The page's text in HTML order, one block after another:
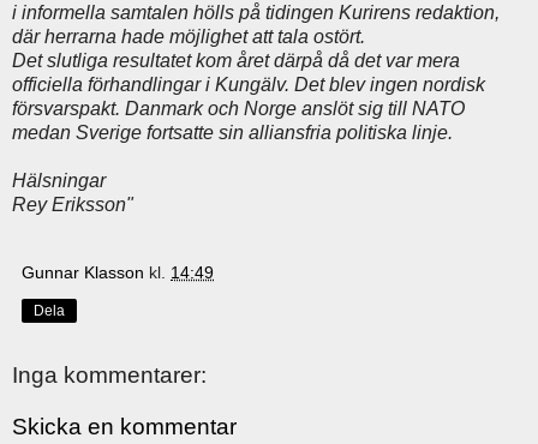
i informella samtalen hölls på tidingen Kurirens redaktion,
där herrarna hade möjlighet att tala ostört.
Det slutliga resultatet kom året därpå då det var mera
officiella förhandlingar i Kungälv. Det blev ingen nordisk
försvarspakt. Danmark och Norge anslöt sig till NATO
medan Sverige fortsatte sin alliansfria politiska linje.
Hälsningar
Rey Eriksson"
Gunnar Klasson kl. 14:49
Dela
Inga kommentarer:
Skicka en kommentar